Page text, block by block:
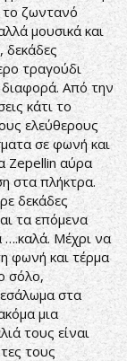
το ζωντανό
μουσικά και
δεκάδες
τραγούδι
διαφορά. Από την
κάτι το
ελεύθερους
σε φωνή και
Zepellin αύρα
στα πλήκτρα.
δεκάδες
τα επόμενα
Μέχρι να
φωνή και τέρμα
σόλο,
στα
μια
τους είναι
τους